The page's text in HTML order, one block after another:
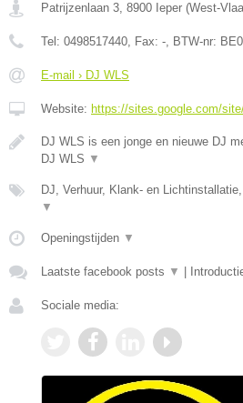
Patrijzenlaan 3, 8900 Ieper (West-
Tel: 0498517440, Fax: -, BTW-nr:
E-mail › DJ WLS
Website: https://sites.google.com/
DJ WLS is een jonge en nieuwe DJ
DJ WLS ▼
DJ, Verhuur, Klank- en
▼
Openingstijden ▼
Laatste facebook posts ▼
Sociale media: